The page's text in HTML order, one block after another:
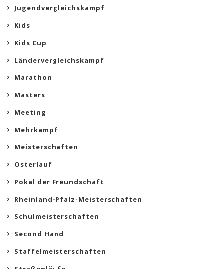
Jugendvergleichskampf
Kids
Kids Cup
Ländervergleichskampf
Marathon
Masters
Meeting
Mehrkampf
Meisterschaften
Osterlauf
Pokal der Freundschaft
Rheinland-Pfalz-Meisterschaften
Schulmeisterschaften
Second Hand
Staffelmeisterschaften